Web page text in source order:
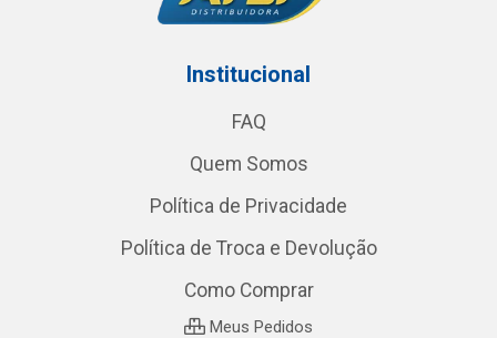
Institucional
FAQ
Quem Somos
Política de Privacidade
Política de Troca e Devolução
Como Comprar
Meus Pedidos